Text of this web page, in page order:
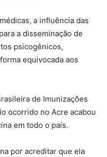
a influência das
a disseminação de
psicogênicos,
equivocada aos
de Imunizações
ocorrido no Acre acabou
em todo o país.
por acreditar que ela